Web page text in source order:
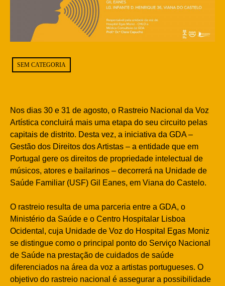
SEM CATEGORIA
Nos dias 30 e 31 de agosto, o Rastreio Nacional da Voz
Artística concluirá mais uma etapa do seu circuito pelas
capitais de distrito. Desta vez, a iniciativa da GDA –
Gestão dos Direitos dos Artistas – a entidade que em
Portugal gere os direitos de propriedade intelectual de
músicos, atores e bailarinos – decorrerá na Unidade de
Saúde Familiar (USF) Gil Eanes, em Viana do Castelo.
O rastreio resulta de uma parceria entre a GDA, o
Ministério da Saúde e o Centro Hospitalar Lisboa
Ocidental, cuja Unidade de Voz do Hospital Egas Moniz
se distingue como o principal ponto do Serviço Nacional
de Saúde na prestação de cuidados de saúde
diferenciados na área da voz a artistas portugueses. O
objetivo do rastreio nacional é assegurar a possibilidade